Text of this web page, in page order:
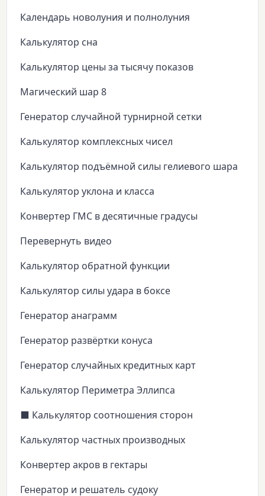
Календарь новолуния и полнолуния
Калькулятор сна
Калькулятор цены за тысячу показов
Магический шар 8
Генератор случайной турнирной сетки
Калькулятор комплексных чисел
Калькулятор подъёмной силы гелиевого шара
Калькулятор уклона и класса
Конвертер ГМС в десятичные градусы
Перевернуть видео
Калькулятор обратной функции
Калькулятор силы удара в боксе
Генератор анаграмм
Генератор развёртки конуса
Генератор случайных кредитных карт
Калькулятор Периметра Эллипса
⬛ Калькулятор соотношения сторон
Калькулятор частных производных
Конвертер акров в гектары
Генератор и решатель судоку